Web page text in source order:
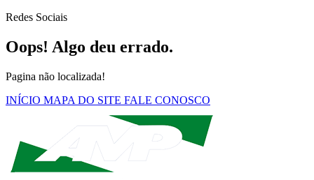
Redes Sociais
Oops! Algo deu errado.
Pagina não localizada!
INÍCIO MAPA DO SITE FALE CONOSCO